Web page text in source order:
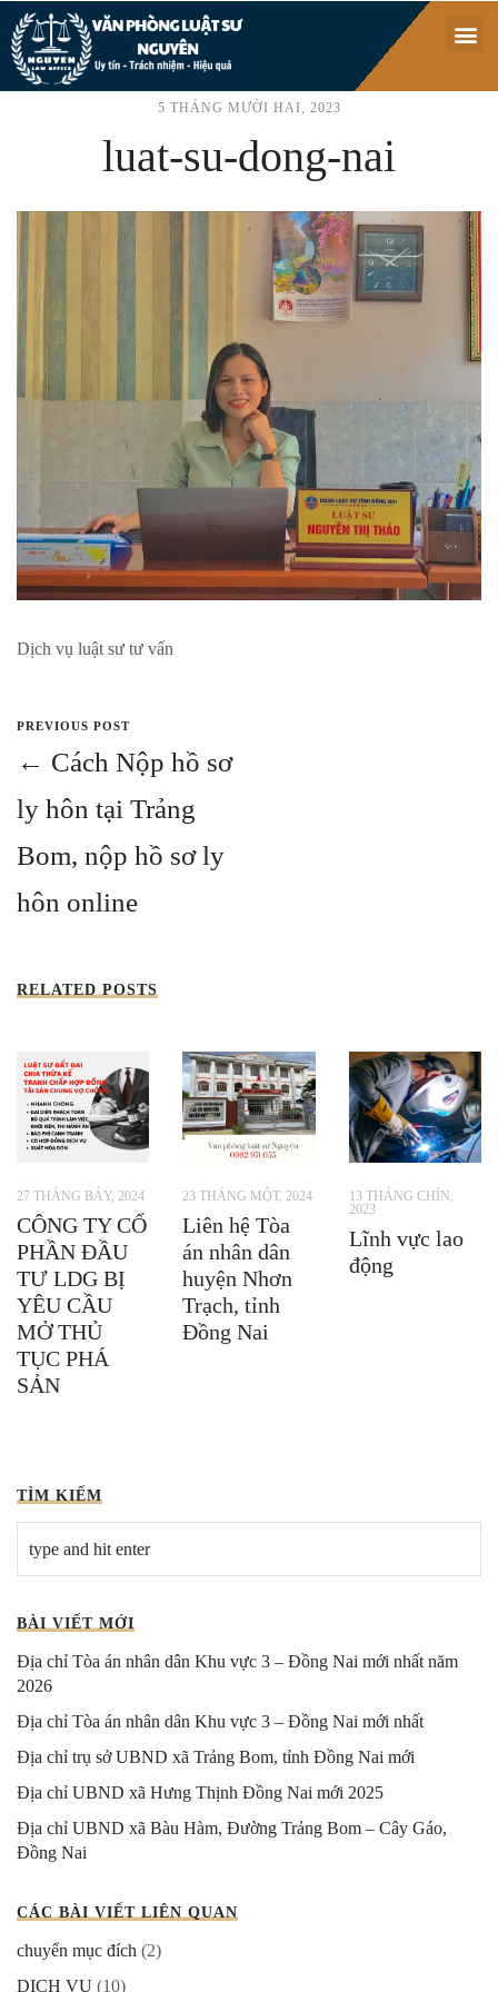
5 THÁNG MƯỜI HAI, 2023
luat-su-dong-nai
Dịch vụ luật sư tư vấn
PREVIOUS POST
← Cách Nộp hồ sơ
ly hôn tại Trảng
Bom, nộp hồ sơ ly
hôn online
RELATED POSTS
27 THÁNG BẢY, 2024
CÔNG TY CỔ
PHẦN ĐẦU
TƯ LDG BỊ
YÊU CẦU
MỞ THỦ
TỤC PHÁ
SẢN
23 THÁNG MỘT, 2024
Liên hệ Tòa
án nhân dân
huyện Nhơn
Trạch, tỉnh
Đồng Nai
13 THÁNG CHÍN,
2023
Lĩnh vực lao
động
TÌM KIẾM
BÀI VIẾT MỚI
Địa chỉ Tòa án nhân dân Khu vực 3 – Đồng Nai mới nhất năm
2026
Địa chỉ Tòa án nhân dân Khu vực 3 – Đồng Nai mới nhất
Địa chỉ trụ sở UBND xã Trảng Bom, tỉnh Đồng Nai mới
Địa chỉ UBND xã Hưng Thịnh Đồng Nai mới 2025
Địa chỉ UBND xã Bàu Hàm, Đường Trảng Bom – Cây Gáo,
Đồng Nai
CÁC BÀI VIẾT LIÊN QUAN
chuyển mục đích (2)
DỊCH VỤ (10)